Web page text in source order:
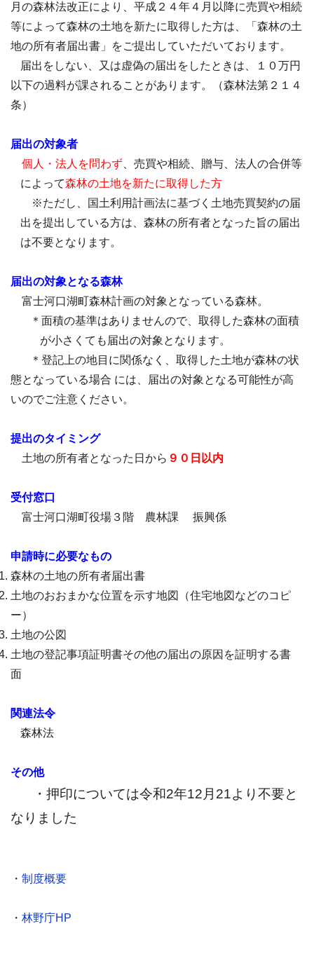
月の森林法改正により、平成２４年４月以降に売買や相続
等によって森林の土地を新たに取得した方は、「森林の土
地の所有者届出書」をご提出していただいております。
届出をしない、又は虚偽の届出をしたときは、１０万円
以下の過料が課されることがあります。（森林法第２１４
条）
届出の対象者
個人・法人を問わず 、売買や相続、贈与、法人の合併等
によって森林の土地を新たに取得した方
※ただし、国土利用計画法に基づく土地売買契約の届
出を提出している方は、森林の所有者となった旨の届出
は不要となります。
届出の対象となる森林
富士河口湖町森林計画の対象となっている森林。
＊面積の基準はありませんので、取得した森林の面積
が小さくても届出の対象となります。
＊登記上の地目に関係なく、取得した土地が森林の状
態となっている場合 には、届出の対象となる可能性が高
いのでご注意ください。
提出のタイミング
土地の所有者となった日から ９０日以内
受付窓口
富士河口湖町役場３階 農林課 振興係
申請時に必要なもの
森林の土地の所有者届出書
土地のおおまかな位置を示す地図（住宅地図などのコピ
ー）
土地の公図
土地の登記事項証明書その他の届出の原因を証明する書
面
関連法令
森林法
その他
・押印については令和2年12月21より不要と
なりました
・ 制度概要
・ 林野庁HP